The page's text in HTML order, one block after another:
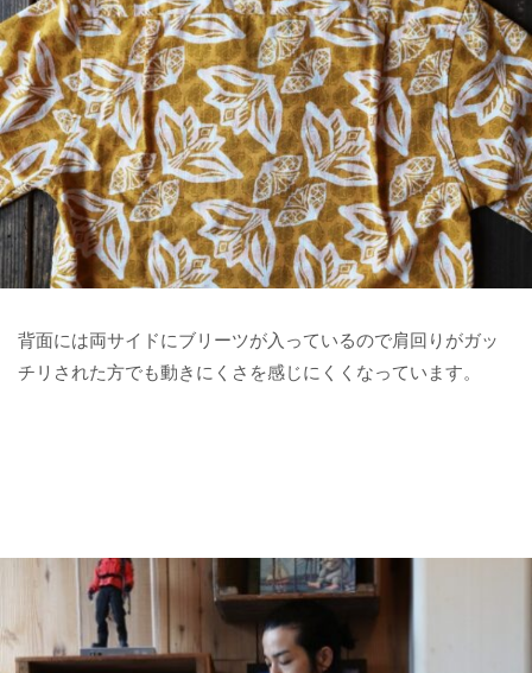
背面には両サイドにブリーツが入っているので肩回りがガッ
チリされた方でも動きにくさを感じにくくなっています。